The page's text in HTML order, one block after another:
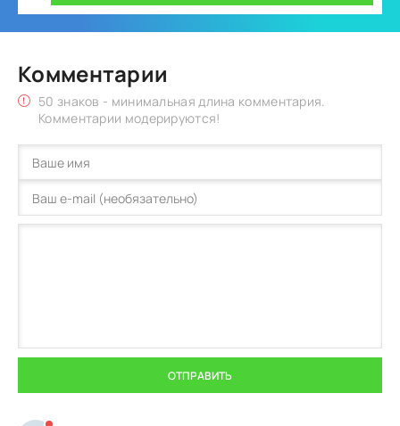
Комментарии
50 знаков - минимальная длина комментария.
Комментарии модерируются!
ОТПРАВИТЬ